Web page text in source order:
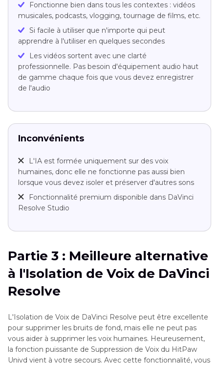
Fonctionne bien dans tous les contextes : vidéos
musicales, podcasts, vlogging, tournage de films, etc.
Si facile à utiliser que n'importe qui peut
apprendre à l'utiliser en quelques secondes
Les vidéos sortent avec une clarté
professionnelle. Pas besoin d'équipement audio haut
de gamme chaque fois que vous devez enregistrer
de l'audio
Inconvénients
L'IA est formée uniquement sur des voix
humaines, donc elle ne fonctionne pas aussi bien
lorsque vous devez isoler et préserver d'autres sons
Fonctionnalité premium disponible dans DaVinci
Resolve Studio
Partie 3 : Meilleure alternative
à l'Isolation de Voix de DaVinci
Resolve
L'Isolation de Voix de DaVinci Resolve peut être excellente
pour supprimer les bruits de fond, mais elle ne peut pas
vous aider à supprimer les voix humaines. Heureusement,
la fonction puissante de Suppression de Voix du HitPaw
Univd vient à votre secours. Avec cette fonctionnalité, vous